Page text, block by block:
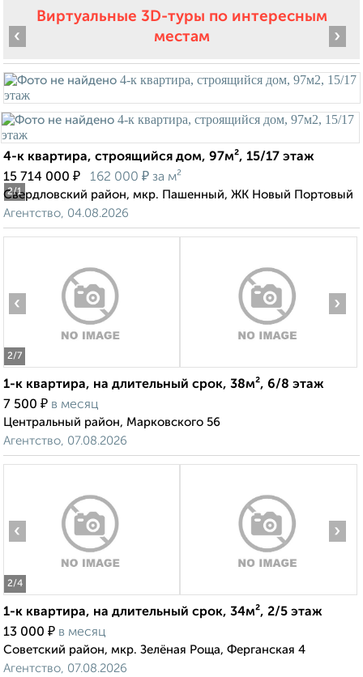
Виртуальные 3D-туры по интересным
местам
2/1
‹ ›
4-к квартира, строящийся дом, 97м², 15/17 этаж
15 714 000 ₽ 162 000 ₽ за м²
Свердловский район, мкр. Пашенный, ЖК Новый Портовый
Агентство, 04.08.2026
2/7
‹ ›
1-к квартира, на длительный срок, 38м², 6/8 этаж
7 500 ₽ в месяц
Центральный район, Марковского 56
Агентство, 07.08.2026
2/4
‹ ›
1-к квартира, на длительный срок, 34м², 2/5 этаж
13 000 ₽ в месяц
Советский район, мкр. Зелёная Роща, Ферганская 4
Агентство, 07.08.2026